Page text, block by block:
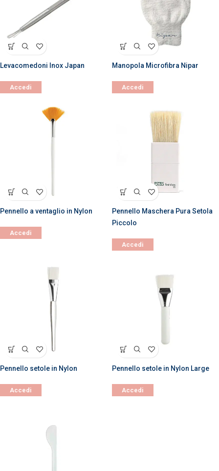
Levacomedoni Inox Japan
Accedi
Manopola Microfibra Nipar
Accedi
Pennello a ventaglio in Nylon
Accedi
Pennello Maschera Pura Setola
Piccolo
Accedi
Pennello setole in Nylon
Accedi
Pennello setole in Nylon Large
Accedi